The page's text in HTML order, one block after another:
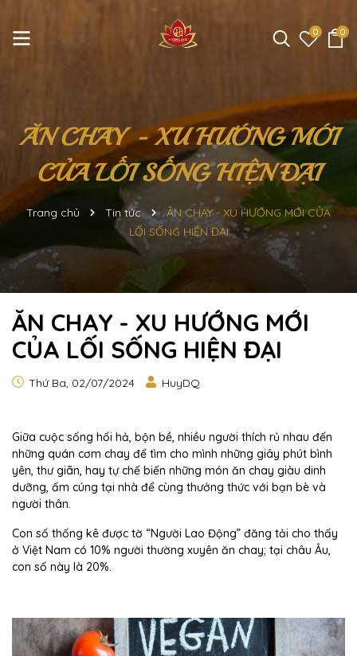
0 0
ĂN CHAY - XU HƯỚNG MỚI
CỦA LỐI SỐNG HIỆN ĐẠI
Trang chủ Tin tức
ĂN CHAY - XU HƯỚNG MỚI CỦA
LỐI SỐNG HIỆN ĐẠI
ĂN CHAY - XU HƯỚNG MỚI
CỦA LỐI SỐNG HIỆN ĐẠI
Thứ Ba, 02/07/2024 HuyDQ
Giữa cuộc sống hối hả, bộn bề, nhiều người thích rủ nhau đến
những quán cơm chay để tìm cho mình những giây phút bình
yên, thư giãn, hay tự chế biến những món ăn chay giàu dinh
dưỡng, ấm cúng tại nhà để cùng thưởng thức với bạn bè và
người thân.
Con số thống kê được tờ “Người Lao Động” đăng tải cho thấy
ở Việt Nam có 10% người thường xuyên ăn chay; tại châu Âu,
con số này là 20%.